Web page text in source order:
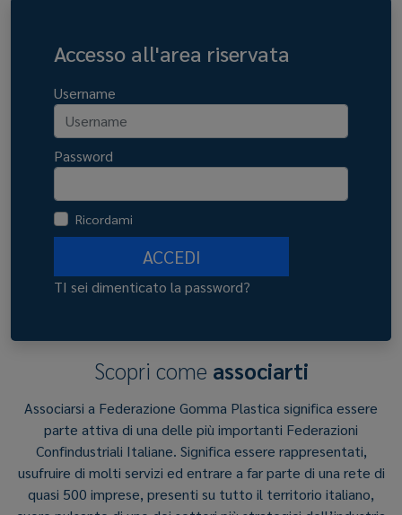
Accesso all'area riservata
Username
Password
Ricordami
ACCEDI
TI sei dimenticato la password?
Scopri come associarti
Associarsi a Federazione Gomma Plastica significa essere
parte attiva di una delle più importanti Federazioni
Confindustriali Italiane. Significa essere rappresentati,
usufruire di molti servizi ed entrare a far parte di una rete di
quasi 500 imprese, presenti su tutto il territorio italiano,